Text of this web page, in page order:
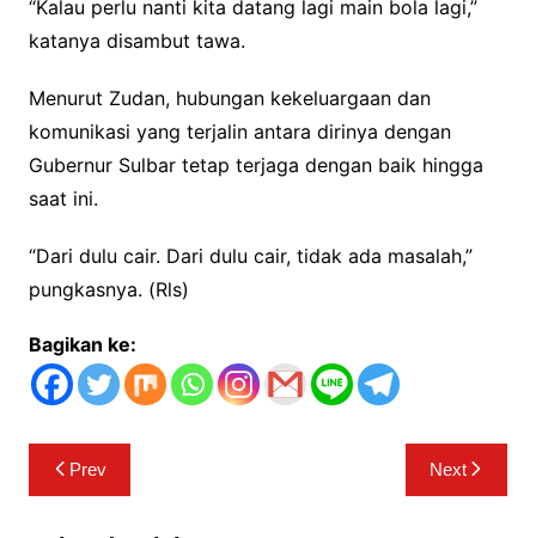
“Kalau perlu nanti kita datang lagi main bola lagi,”
katanya disambut tawa.
Menurut Zudan, hubungan kekeluargaan dan
komunikasi yang terjalin antara dirinya dengan
Gubernur Sulbar tetap terjaga dengan baik hingga
saat ini.
“Dari dulu cair. Dari dulu cair, tidak ada masalah,”
pungkasnya. (Rls)
Bagikan ke:
Navigasi
pos
Prev Next